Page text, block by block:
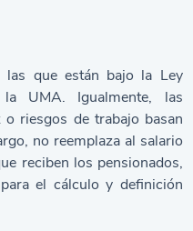
las que están bajo la Ley
UMA. Igualmente, las
riesgos de trabajo basan
no reemplaza al salario
reciben los pensionados,
el cálculo y definición